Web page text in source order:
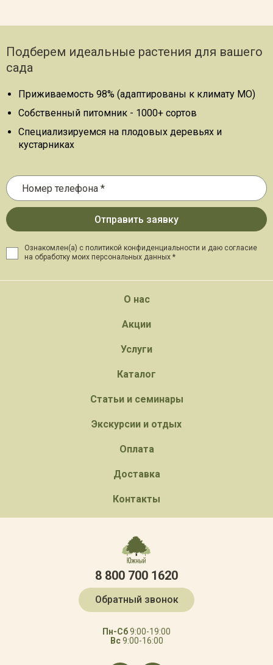
Подберем идеальные растения для вашего
сада
Приживаемость 98% (адаптированы к климату МО)
Собственный питомник - 1000+ сортов
Специализируемся на плодовых деревьях и
кустарниках
Ознакомлен(а) с политикой конфиденциальности и даю согласие
на обработку моих персональных данных *
О нас
Акции
Услуги
Каталог
Статьи и семинары
Экскурсии и отдых
Оплата
Доставка
Контакты
8 800 700 1620
Обратный звонок
Пн-Сб9:00-19:00
Вс9:00-16:00